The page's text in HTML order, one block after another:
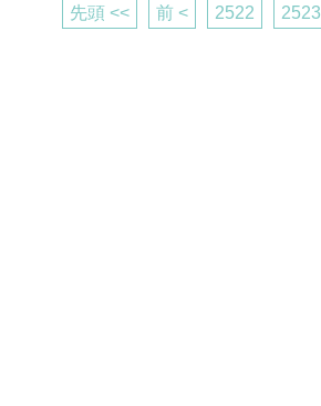
先頭 << 前 < 2522 2523